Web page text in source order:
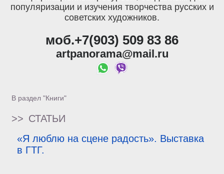
популяризации и изучения творчества русских и
советских художников.
моб.+7(903) 509 83 86
artpanorama@mail.ru
В раздел "Книги"
>> СТАТЬИ
«Я люблю на сцене радость». Выставка
в ГТГ.